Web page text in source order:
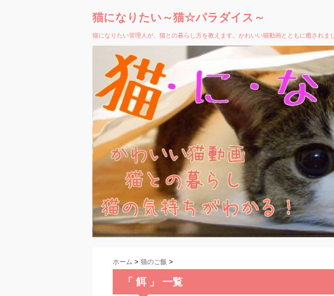
猫になりたい～猫☆パラダイス～
猫になりたい管理人が、猫との暮らし方を教えます。かわいい猫動画とともに癒されま
ホーム > 猫のご飯 >
「 餌 」 一覧